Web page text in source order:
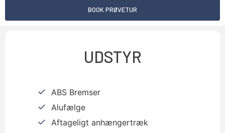
BOOK PRØVETUR
UDSTYR
ABS Bremser
Alufælge
Aftageligt anhængertræk